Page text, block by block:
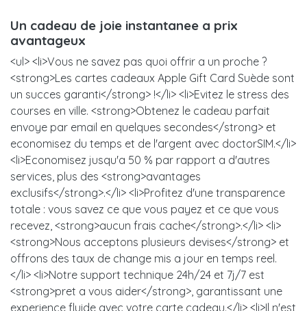
Un cadeau de joie instantanee a prix
avantageux
<ul> <li>Vous ne savez pas quoi offrir a un proche ?
<strong>Les cartes cadeaux Apple Gift Card Suède sont
un succes garanti</strong> !</li> <li>Evitez le stress des
courses en ville. <strong>Obtenez le cadeau parfait
envoye par email en quelques secondes</strong> et
economisez du temps et de l'argent avec doctorSIM.</li>
<li>Economisez jusqu'a 50 % par rapport a d'autres
services, plus des <strong>avantages
exclusifs</strong>.</li> <li>Profitez d'une transparence
totale : vous savez ce que vous payez et ce que vous
recevez, <strong>aucun frais cache</strong>.</li> <li>
<strong>Nous acceptons plusieurs devises</strong> et
offrons des taux de change mis a jour en temps reel.
</li> <li>Notre support technique 24h/24 et 7j/7 est
<strong>pret a vous aider</strong>, garantissant une
experience fluide avec votre carte cadeau.</li> <li>Il n'est